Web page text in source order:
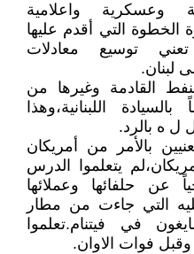
وعسكرية واعلامية
التي أقدم عليها
توسيع معادلات
لبنان.
القادمة وغيرها من
اللبنانية،وهذا
ه بالرد.
بالأمر من أمريكان
يتعلموا الدرس
عن حلفائها وعملائها
التي جاءت من مطار
في فيتنام.تعلموا
وقبل فوات الاوان.